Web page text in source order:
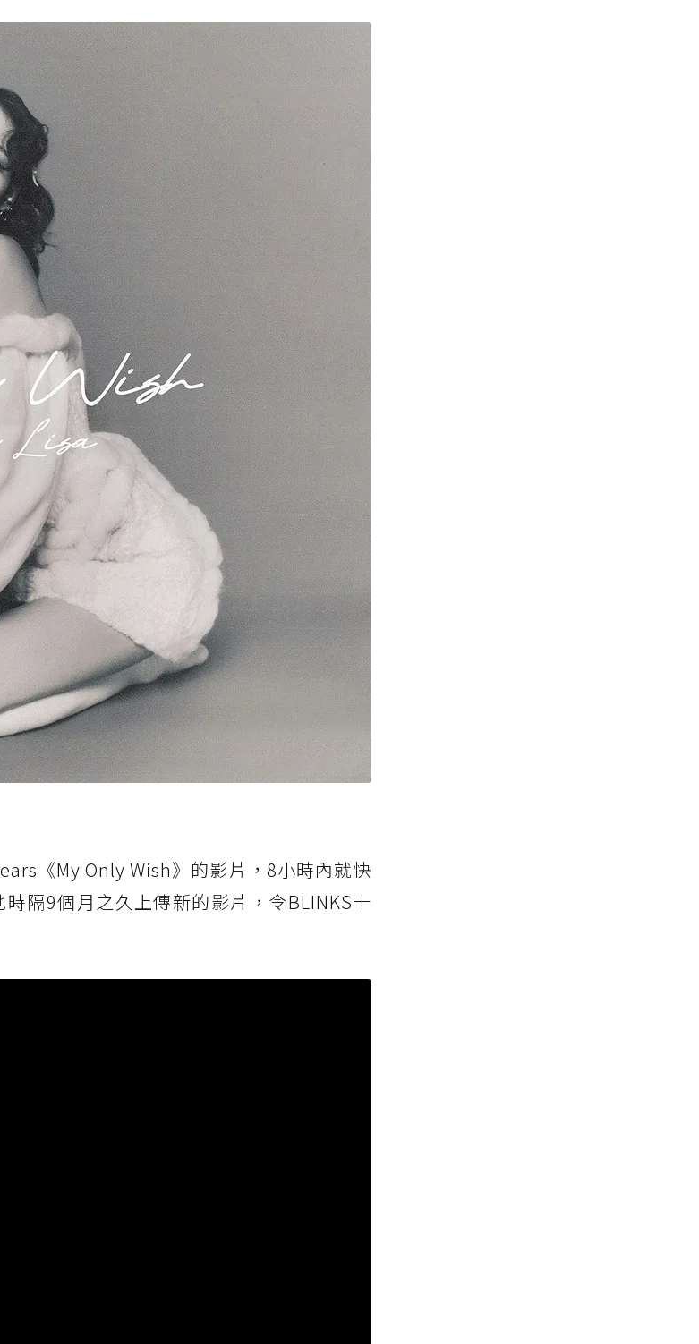
《My Only Wish》的影片，8小時內就快
隔9個月之久上傳新的影片，令BLINKS十